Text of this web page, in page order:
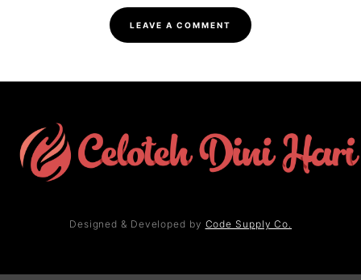
LEAVE A COMMENT
Designed & Developed by Code Supply Co.